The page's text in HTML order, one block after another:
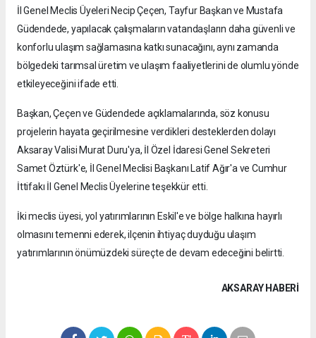
İl Genel Meclis Üyeleri Necip Çeçen, Tayfur Başkan ve Mustafa
Güdendede, yapılacak çalışmaların vatandaşların daha güvenli ve
konforlu ulaşım sağlamasına katkı sunacağını, aynı zamanda
bölgedeki tarımsal üretim ve ulaşım faaliyetlerini de olumlu yönde
etkileyeceğini ifade etti.
Başkan, Çeçen ve Güdendede açıklamalarında, söz konusu
projelerin hayata geçirilmesine verdikleri desteklerden dolayı
Aksaray Valisi Murat Duru'ya, İl Özel İdaresi Genel Sekreteri
Samet Öztürk'e, İl Genel Meclisi Başkanı Latif Ağır'a ve Cumhur
İttifakı İl Genel Meclis Üyelerine teşekkür etti.
İki meclis üyesi, yol yatırımlarının Eskil'e ve bölge halkına hayırlı
olmasını temenni ederek, ilçenin ihtiyaç duyduğu ulaşım
yatırımlarının önümüzdeki süreçte de devam edeceğini belirtti.
AKSARAY HABERİ